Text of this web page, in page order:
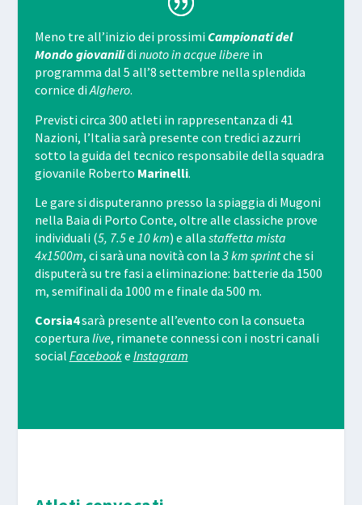
Meno tre all’inizio dei prossimi Campionati del
Mondo giovanilidinuoto in acque liberein
programma dal 5 all’8 settembre nella splendida
cornice diAlghero.
Previsti circa 300 atleti in rappresentanza di 41
Nazioni, l’Italia sarà presente con tredici azzurri
sotto la guida del tecnico responsabile della squadra
giovanile Roberto Marinelli.
Le gare si disputeranno presso la spiaggia di Mugoni
nella Baia di Porto Conte, oltre alle classiche prove
individuali (5, 7.5e 10 km) e alla staffetta mista
4x1500m, ci sarà una novità con la 3 km sprintche si
disputerà su tre fasi a eliminazione: batterie da 1500
m, semifinali da 1000 m e finale da 500 m.
Corsia4sarà presente all’evento con la consueta
copertura live, rimanete connessi con i nostri canali
social Facebooke Instagram